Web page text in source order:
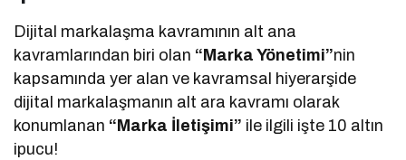
Dijital markalaşma kavramının alt ana
kavramlarından biri olan “Marka Yönetimi”nin
kapsamında yer alan ve kavramsal hiyerarşide
dijital markalaşmanın alt ara kavramı olarak
konumlanan “Marka İletişimi” ile ilgili işte 10 altın
ipucu!